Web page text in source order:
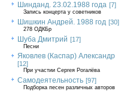
Шинданд. 23.02.1988 года [7]
Запись концерта у советников
Шишкин Андрей. 1988 год [30]
278 ОДКБр
Шуба Дмитрий [17]
Песни
Яковлев (Каспар) Александр
[12]
При участии Сергея Рогалёва
Самодеятельность [97]
Подборка песен различных авторов